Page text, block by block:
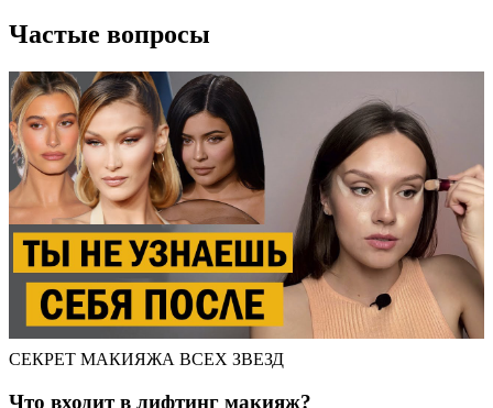
Частые вопросы
СЕКРЕТ МАКИЯЖА ВСЕХ ЗВЕЗД
Что входит в лифтинг макияж?